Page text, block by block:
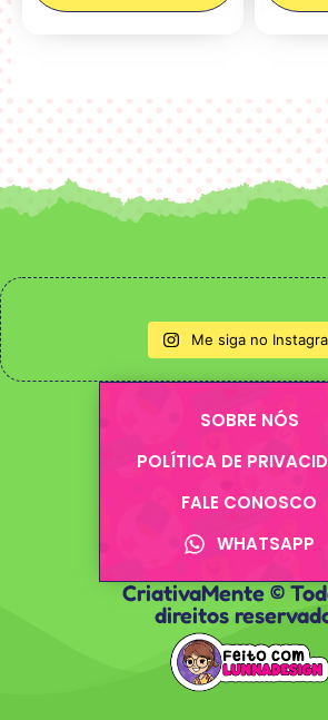
Me siga no
SOBRE NÓS
POLÍTICA DE
FALE CONOSCO
WHATSAPP
CriativaMente ©
direitos